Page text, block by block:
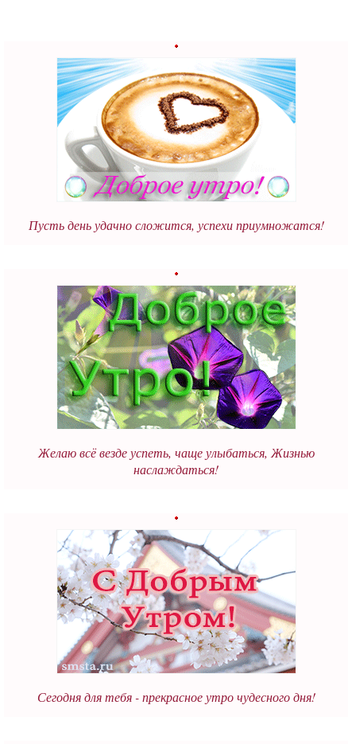
Пусть день удачно сложится, успехи приумножатся!
Желаю всё везде успеть, чаще улыбаться, Жизнью
наслаждаться!
Сегодня для тебя - прекрасное утро чудесного дня!